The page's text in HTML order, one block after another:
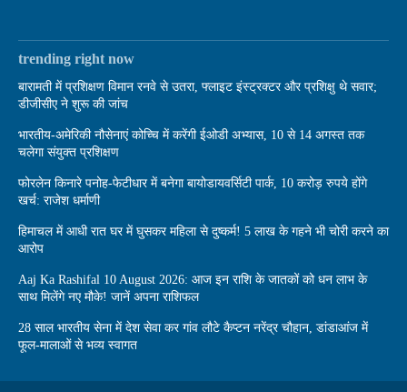
trending right now
बारामती में प्रशिक्षण विमान रनवे से उतरा, फ्लाइट इंस्ट्रक्टर और प्रशिक्षु थे सवार;
डीजीसीए ने शुरू की जांच
भारतीय-अमेरिकी नौसेनाएं कोच्चि में करेंगी ईओडी अभ्यास, 10 से 14 अगस्त तक
चलेगा संयुक्त प्रशिक्षण
फोरलेन किनारे पनोह-फेटीधार में बनेगा बायोडायवर्सिटी पार्क, 10 करोड़ रुपये होंगे
खर्च: राजेश धर्माणी
हिमाचल में आधी रात घर में घुसकर महिला से दुष्कर्म! 5 लाख के गहने भी चोरी करने का
आरोप
Aaj Ka Rashifal 10 August 2026: आज इन राशि के जातकों को धन लाभ के
साथ मिलेंगे नए मौके! जानें अपना राशिफल
28 साल भारतीय सेना में देश सेवा कर गांव लौटे कैप्टन नरेंद्र चौहान, डांडाआंज में
फूल-मालाओं से भव्य स्वागत